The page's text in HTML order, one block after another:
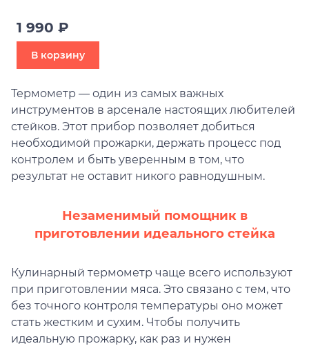
1 990 ₽
В корзину
Термометр — один из самых важных
инструментов в арсенале настоящих любителей
стейков. Этот прибор позволяет добиться
необходимой прожарки, держать процесс под
контролем и быть уверенным в том, что
результат не оставит никого равнодушным.
Незаменимый помощник в
приготовлении идеального стейка
Кулинарный термометр чаще всего используют
при приготовлении мяса. Это связано с тем, что
без точного контроля температуры оно может
стать жестким и сухим. Чтобы получить
идеальную прожарку, как раз и нужен